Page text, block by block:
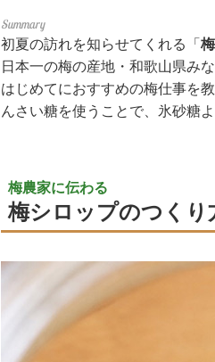
初夏の訪れを知らせてくれる「 梅
日本一の梅の産地・和歌山県み
はじめてにおすすめの梅仕事を
んさい糖を使うことで、氷砂糖
梅農家に伝わる
梅シロップのつくり